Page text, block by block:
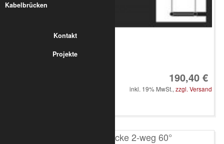
Kabelbrücken
Kontakt
Projekte
190,40 €
inkl. 19% MwSt., zzgl. Versand
T100 4-Punkt Ecke 2-weg 60°